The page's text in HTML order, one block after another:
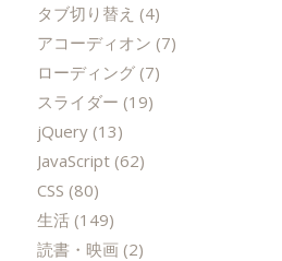
タブ切り替え (4)
アコーディオン (7)
ローディング(7)
スライダー (19)
jQuery(13)
JavaScript(62)
CSS (80)
生活(149)
読書・映画 (2)